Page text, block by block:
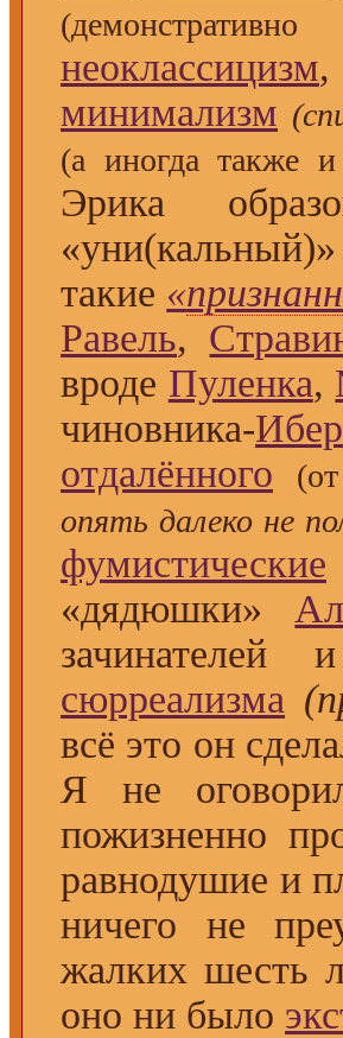
неоклассицизм
минимализм
(а иногда также и
Эрика
такие «
Равель,
вроде Пуленка,
чиновника-
отдалённого
опять далеко не
фумистические
«дядюшки»
зачинателей
сюрреализма
всё это он
Я не
пожизненно
равнодушие и
ничего не
жалких шесть
оно ни было